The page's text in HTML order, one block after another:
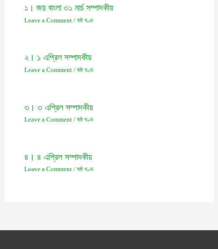
১। জয় বাংলা ৩১ মার্চ সম্পাদকীয়
Leave a Comment / ষষ্ঠ খণ্ড
২। ১ এপ্রিল সম্পাদকীয়
Leave a Comment / ষষ্ঠ খণ্ড
৩। ৩ এপ্রিল সম্পাদকীয়
Leave a Comment / ষষ্ঠ খণ্ড
৪। ৪ এপ্রিল সম্পাদকীয়
Leave a Comment / ষষ্ঠ খণ্ড